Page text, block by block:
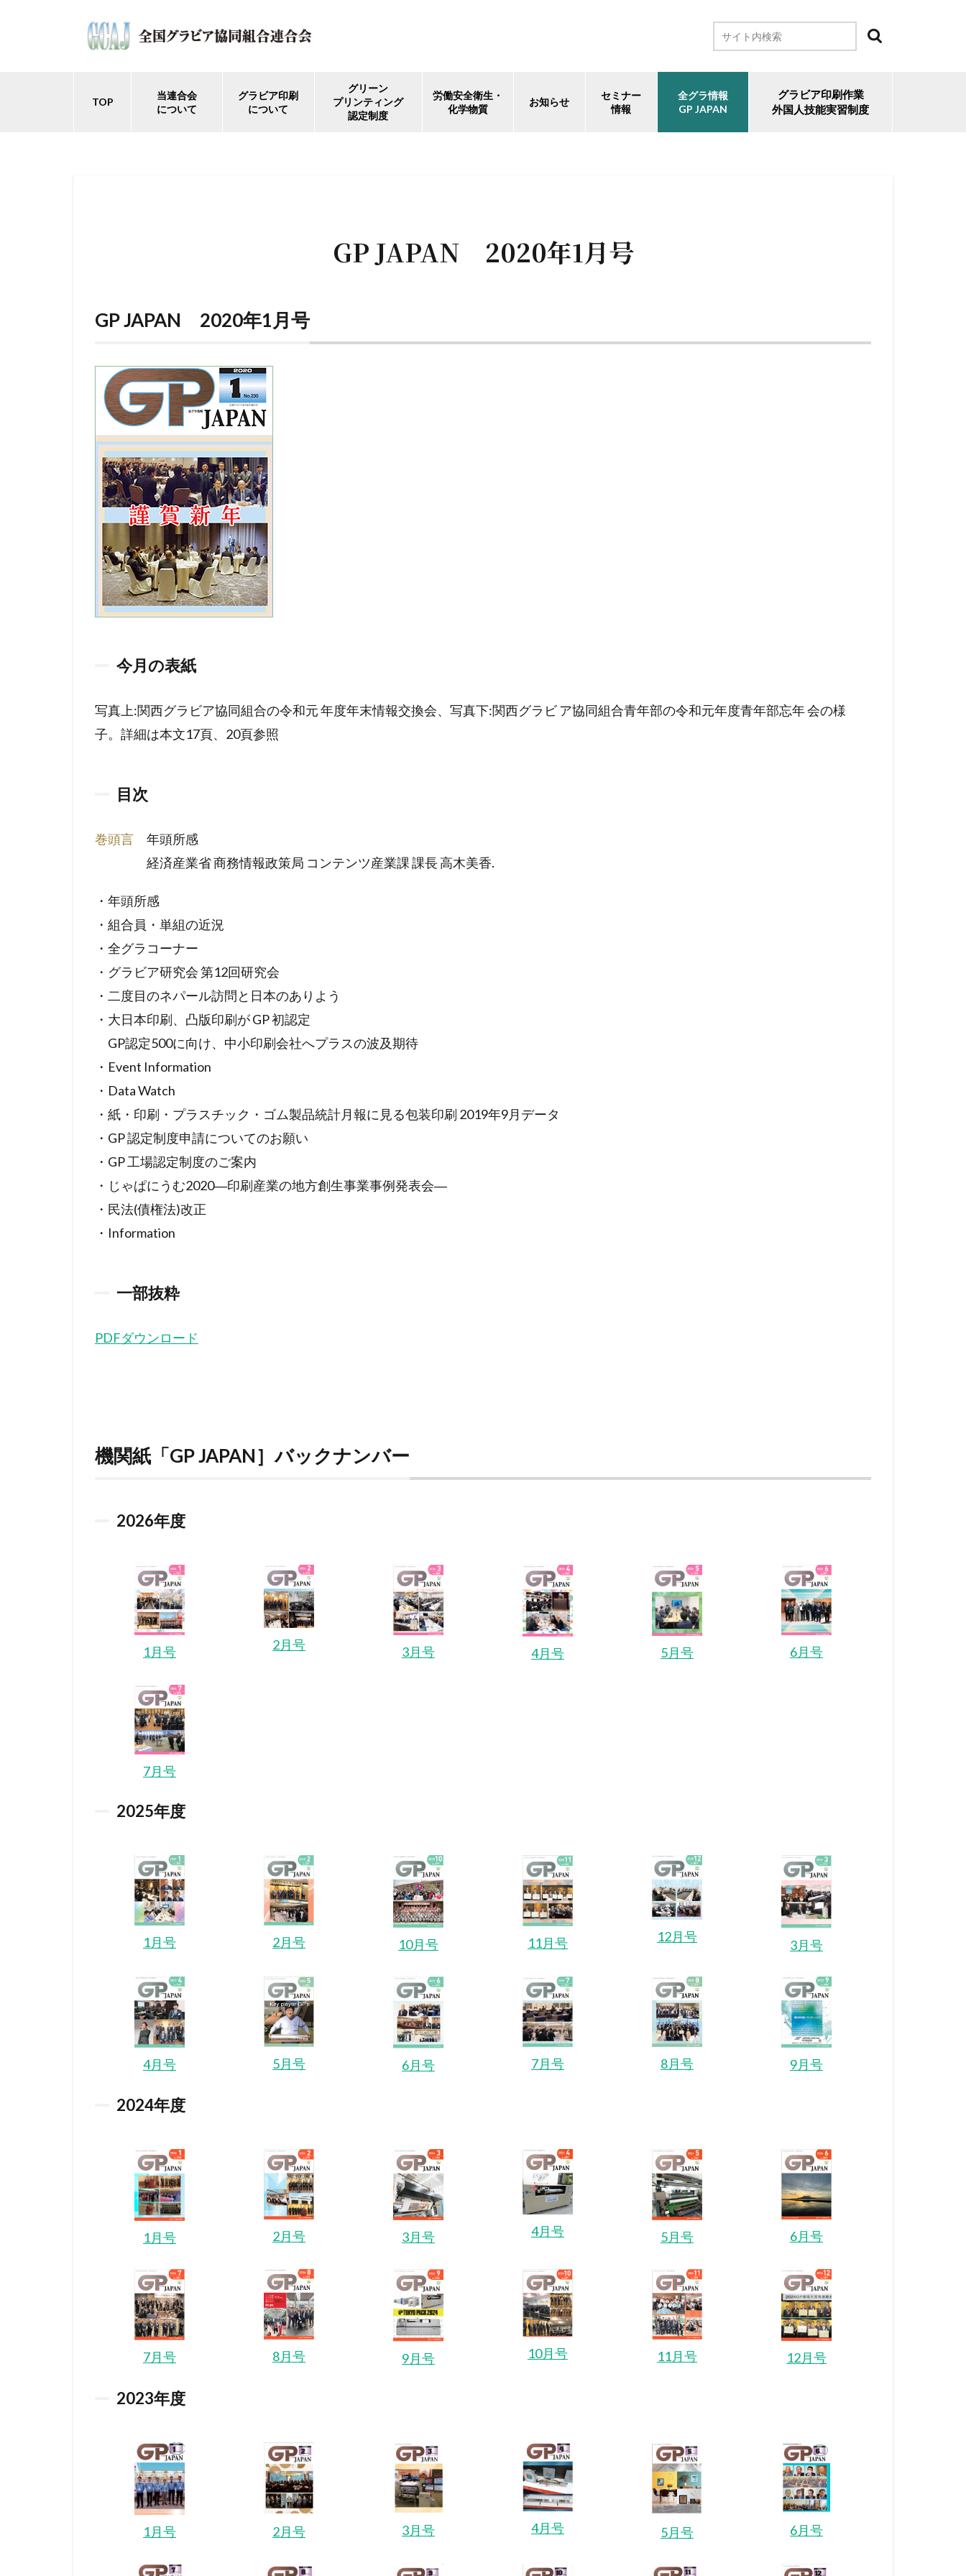
TOP
当連合会
について
グラビア印刷
について
グリーン
プリンティング
認定制度
労働安全衛生・
化学物質
お知らせ
セミナー
情報
全グラ情報
GP JAPAN
グラビア印刷作業
外国人技能実習制度
GP JAPAN 2020年1月号
GP JAPAN 2020年1月号
今月の表紙
写真上:関西グラビア協同組合の令和元 年度年末情報交換会、写真下:関西グラビ ア協同組合青年部の令和元年度青年部忘年 会の様
子。詳細は本文17頁、20頁参照
目次
巻頭言
年頭所感
経済産業省 商務情報政策局 コンテンツ産業課 課長 高木美香.
・年頭所感
・組合員・単組の近況
・全グラコーナー
・グラビア研究会 第12回研究会
・二度目のネパール訪問と日本のありよう
・大日本印刷、凸版印刷が GP 初認定
GP認定500に向け、中小印刷会社へプラスの波及期待
・Event Information
・Data Watch
・紙・印刷・プラスチック・ゴム製品統計月報に見る包装印刷 2019年9月データ
・GP 認定制度申請についてのお願い
・GP 工場認定制度のご案内
・じゃぱにうむ2020―印刷産業の地方創生事業事例発表会―
・民法(債権法)改正
・Information
一部抜粋
PDFダウンロード
機関紙「GP JAPAN］バックナンバー
2026年度
1月号 2月号 3月号 4月号 5月号 6月号
7月号
2025年度
1月号 2月号 10月号 11月号 12月号
3月号
4月号 5月号 6月号 7月号 8月号 9月号
2024年度
1月号 2月号 3月号 4月号 5月号 6月号
7月号 8月号 9月号 10月号 11月号 12月号
2023年度
1月号 2月号 3月号 4月号 5月号 6月号